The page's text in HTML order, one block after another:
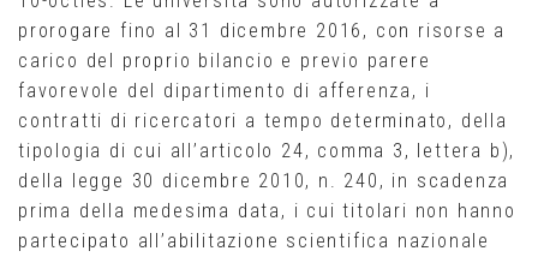
prorogare fino al 31 dicembre 2016, con risorse a
carico del proprio bilancio e previo parere
favorevole del dipartimento di afferenza, i
contratti di ricercatori a tempo determinato, della
tipologia di cui all’articolo 24, comma 3, lettera b),
della legge 30 dicembre 2010, n. 240, in scadenza
prima della medesima data, i cui titolari non hanno
partecipato all’abilitazione scientifica nazionale